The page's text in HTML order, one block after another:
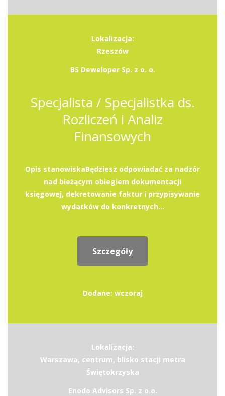
Lokalizacja:
Rzeszów
BS Deweloper Sp. z o. o.
Specjalista / Specjalistka ds.
Rozliczeń i Analiz
Finansowych
Opis stanowiskaBędziesz odpowiadać za nadzór
nad bieżącym obiegiem dokumentacji
księgowej, dekretowanie faktur i przypisywanie
wydatków do konkretnych...
Szczegóły
Dodane: wczoraj
Lokalizacja:
Warszawa, centrum, blisko stacji metra
Świętokrzyska
Enodo Advisors Sp. z o.o.